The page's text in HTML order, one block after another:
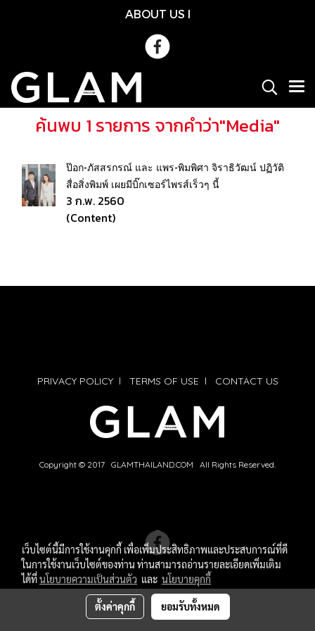
ABOUT US l
ค้นพบ 1 รายการ จากคำว่า"Media"
ป๊อก-ภัสสรกรณ์ และ แพร-พิมพิศา จิราธิวัฒน์ ปฏิวัติ
สื่อสิ่งพิมพ์ เผยมีบิ๊กเซอร์ไพรส์เร็วๆ นี้
3 ก.พ. 2560
(Content)
PRIVACY POLICYl TERMS OF USE l CONTACT US
Copyright © 2017 GLAMTHAILAND.COM All Rights Reserved.
เว็บไซต์นี้มีการใช้งานคุกกี้ เพื่อเพิ่มประสิทธิภาพและประสบการณ์ที่ดี
ในการใช้งานเว็บไซต์ของท่าน ท่านสามารถอ่านรายละเอียดเพิ่มเติม
ได้ที่นโยบายความเป็นส่วนตัว และ นโยบายคุกกี้
ตั้งค่าคุกกี้ ยอมรับทั้งหมด